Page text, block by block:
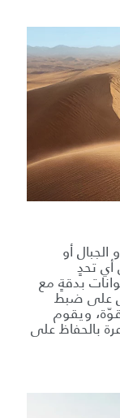
أو
أي تحدٍ
بدقةٍ مع
2 الذي يعمل على ضبط
ويقوم
بالحفاظ على